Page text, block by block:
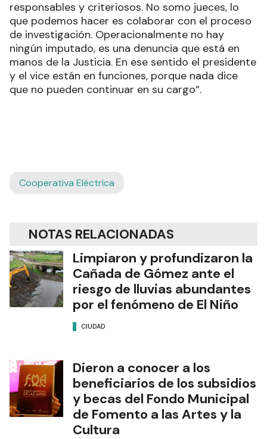
responsables y criteriosos. No somo jueces, lo
que podemos hacer es colaborar con el proceso
de investigación. Operacionalmente no hay
ningún imputado, es una denuncia que está en
manos de la Justicia. En ese sentido el presidente
y el vice están en funciones, porque nada dice
que no pueden continuar en su cargo”.
Cooperativa Eléctrica
NOTAS RELACIONADAS
Limpiaron y profundizaron la
Cañada de Gómez ante el
riesgo de lluvias abundantes
por el fenómeno de El Niño
CIUDAD
Dieron a conocer a los
beneficiarios de los subsidios
y becas del Fondo Municipal
de Fomento a las Artes y la
Cultura